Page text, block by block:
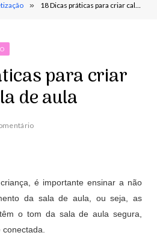
» 18 Dicas práticas para criar calma na sala de aula
para criar
de aula
é importante ensinar a não
da sala de aula, ou seja, as
o tom da sala de aula segura,